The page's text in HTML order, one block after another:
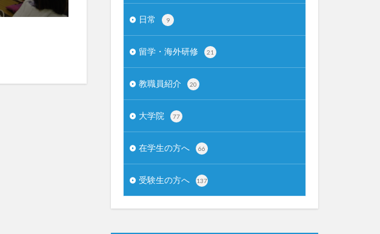
日常 9
留学・海外研修 21
教職員紹介 20
大学院 77
在学生の方へ 66
受験生の方へ 137